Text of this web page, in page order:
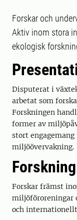
Forskar och
Aktiv inom stora
ekologisk
Disputerat i
arbetat som
Forskningen
former av
stort
miljöövervakning.
Forskning
Forskar främst
miljöföroreningar
och